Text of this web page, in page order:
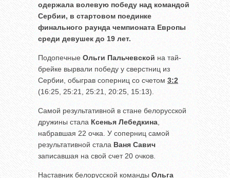
одержала волевую победу над командой
Сербии, в стартовом поединке
финального раунда чемпионата Европы
среди девушек до 19 лет.
Подопечные Ольги Пальчевской на тай-
брейке вырвали победу у сверстниц из
Сербии, обыграв соперниц со счетом 3:2
(16:25, 25:21, 25:21, 20:25, 15:13).
Самой результативной в стане белорусской
дружины стала Ксенья Лебедкина
набравшая 22 очка. У соперниц самой
результативной стала Ваня Савич
записавшая на свой счет 20 очков.
Наставник белорусской команды Ольга